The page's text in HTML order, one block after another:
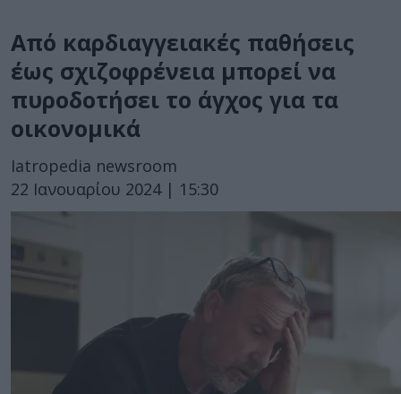
Από καρδιαγγειακές παθήσεις
έως σχιζοφρένεια μπορεί να
πυροδοτήσει το άγχος για τα
οικονομικά
Iatropedia newsroom
22 Ιανουαρίου 2024 | 15:30